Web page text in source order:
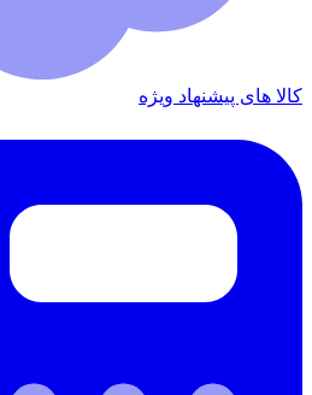
کالا های پیشنهاد ویژه